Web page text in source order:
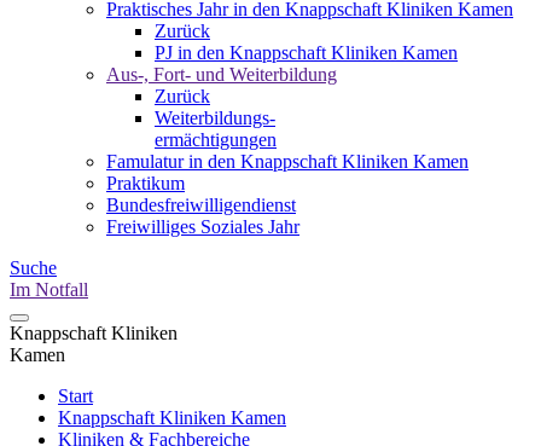
Praktisches Jahr in den Knappschaft Kliniken Kamen
Zurück
PJ in den Knappschaft Kliniken Kamen
Aus-, Fort- und Weiterbildung
Zurück
Weiterbildungs-
ermächtigungen
Famulatur in den Knappschaft Kliniken Kamen
Praktikum
Bundesfreiwilligendienst
Freiwilliges Soziales Jahr
Suche
Im Notfall
Knappschaft Kliniken
Kamen
Start
Knappschaft Kliniken Kamen
Kliniken & Fachbereiche